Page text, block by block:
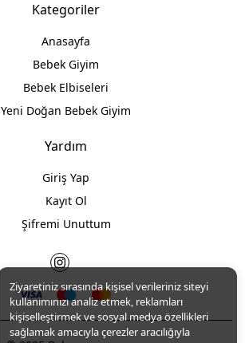
Ziyaretiniz sırasında kişisel verileriniz siteyi
kullanımınızı analiz etmek, reklamları
kişiselleştirmek ve sosyal medya özellikleri
sağlamak amacıyla çerezler aracılığıyla
Kategoriler
Anasayfa
Bebek Giyim
Bebek Elbiseleri
Yeni Doğan Bebek Giyim
Yardım
Giriş Yap
Kayıt Ol
Şifremi Unuttum